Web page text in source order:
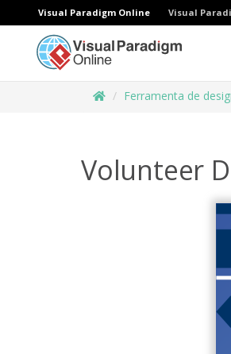
Visual Paradigm Online Visual
Ferramenta de
Volunteer